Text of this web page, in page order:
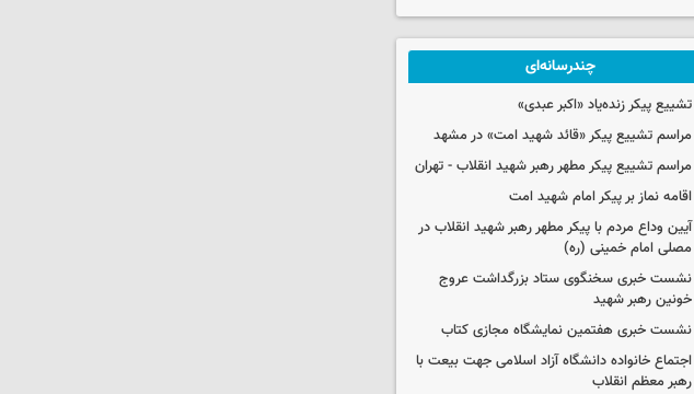
چندرسانه‌ای
تشییع پیکر زنده‌یاد «اکبر عبدی»
مراسم تشییع پیکر «قائد شهید امت» در مشهد
مراسم تشییع پیکر مطهر رهبر شهید انقلاب - تهران
اقامه نماز بر پیکر امام شهید امت
آیین وداع مردم با پیکر مطهر رهبر شهید انقلاب در
مصلی امام خمینی (ره)
نشست خبری سخنگوی ستاد بزرگداشت عروج
خونین رهبر شهید
نشست خبری هفتمین نمایشگاه مجازی کتاب
اجتماع خانواده دانشگاه آزاد اسلامی جهت بیعت با
رهبر معظم انقلاب